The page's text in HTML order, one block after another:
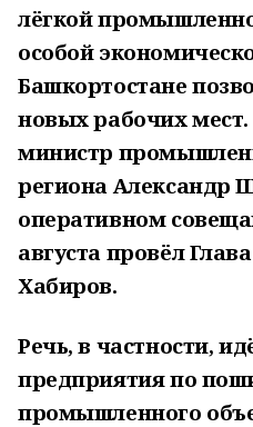
лёгкой
особой
Башкортостане
новых рабочих
министр
региона Александр
оперативном
августа провёл
Хабиров.
Речь, в частности,
предприятия по
промышленного